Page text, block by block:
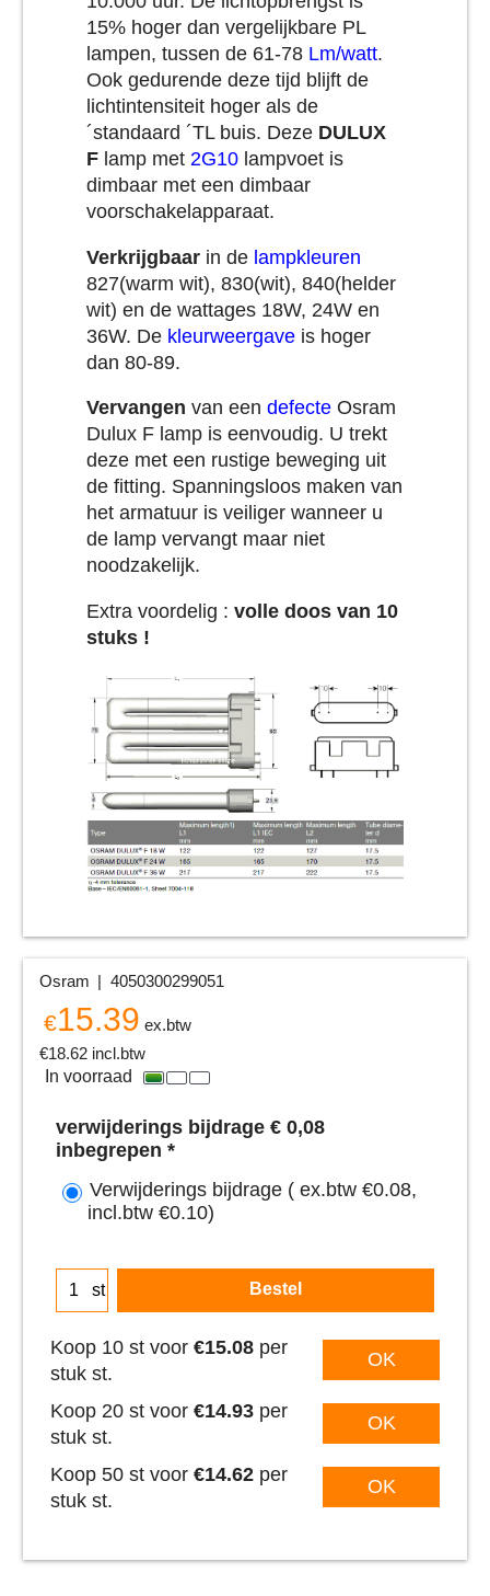
15% hoger dan vergelijkbare PL
lampen, tussen de 61-78 Lm/watt.
Ook gedurende deze tijd blijft de
lichtintensiteit hoger als de
´standaard ´TL buis. Deze DULUX
F lamp met 2G10 lampvoet is
dimbaar met een dimbaar
voorschakelapparaat.
Verkrijgbaar in de lampkleuren
827(warm wit), 830(wit), 840(helder
wit) en de wattages 18W, 24W en
36W. De kleurweergave is hoger
dan 80-89.
Vervangen van een defecte Osram
Dulux F lamp is eenvoudig. U trekt
deze met een rustige beweging uit
de fitting. Spanningsloos maken van
het armatuur is veiliger wanneer u
de lamp vervangt maar niet
noodzakelijk.
Extra voordelig : volle doos van 10
stuks !
Osram 4050300299051
€15.39 ex.btw
€18.62 incl.btw
In voorraad
verwijderings bijdrage € 0,08
inbegrepen *
Verwijderings bijdrage ( ex.btw €0.08,
incl.btw €0.10)
st Bestel
Koop 10 st voor €15.08 per
stuk st.
OK
Koop 20 st voor €14.93 per
stuk st.
OK
Koop 50 st voor €14.62 per
stuk st.
OK